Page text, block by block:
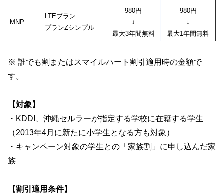
MNP
LTEプラン
プランZシンプル
980円
↓
最大3年間無料
980円
↓
最大1年間無料
※ 誰でも割またはスマイルハート割引適用時の金額で
す。
【対象】
・KDDI、沖縄セルラーが指定する学校に在籍する学生
（2013年4月に新たに小学生となる方も対象）
・キャンペーン対象の学生との「家族割」に申し込んだ家
族
【割引適用条件】